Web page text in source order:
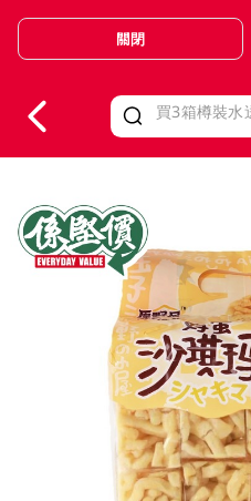
Valid Until 30 June 2026
關閉